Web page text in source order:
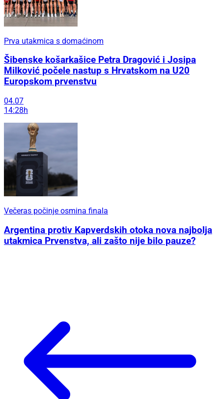
Prva utakmica s domaćinom
Šibenske košarkašice Petra Dragović i Josipa
Milković počele nastup s Hrvatskom na U20
Europskom prvenstvu
04.07
14:28h
Večeras počinje osmina finala
Argentina protiv Kapverdskih otoka nova najbolja
utakmica Prvenstva, ali zašto nije bilo pauze?